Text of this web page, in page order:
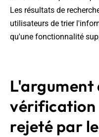
Les résultats de
utilisateurs de trier
qu'une fonctionnalité
L'argument
rejeté par